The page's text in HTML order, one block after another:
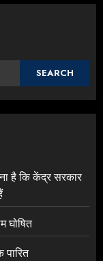
SEARCH
है कि केंद्र सरकार
घोषित